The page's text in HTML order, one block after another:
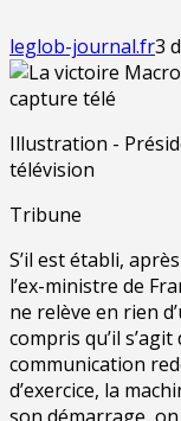
leglob-journal.fr3
Illustration -
télévision
Tribune
S’il est établi,
l’ex-ministre de
ne relève en rien
compris qu’il
communication
d’exercice, la